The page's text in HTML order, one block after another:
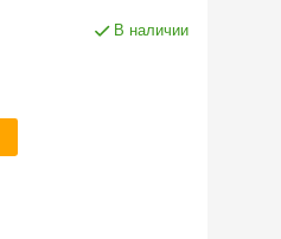
В наличии